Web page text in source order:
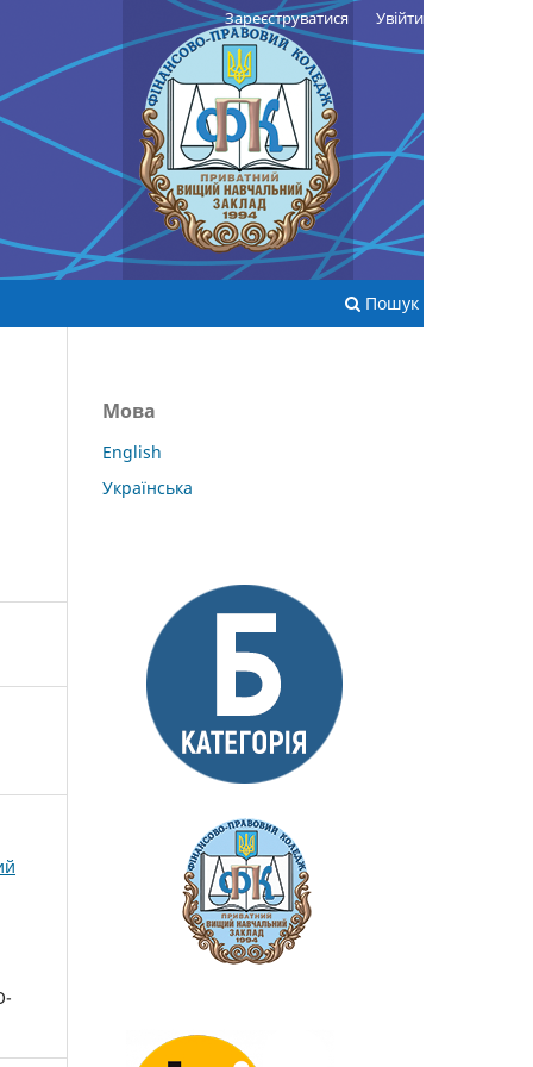
Пошук
Зареєструватися Увійти
Мова
English
Українська